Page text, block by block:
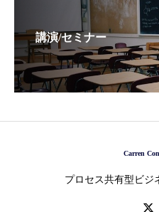
講演/セミナー
Carren
プロセス共有型ビジ